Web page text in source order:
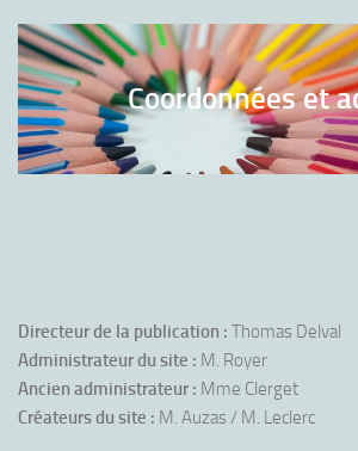
Coordonnées et
Directeur de la publication : Thomas Delval
Administrateur du site : M. Royer
Ancien administrateur : Mme Clerget
Créateurs du site : M. Auzas / M. Leclerc